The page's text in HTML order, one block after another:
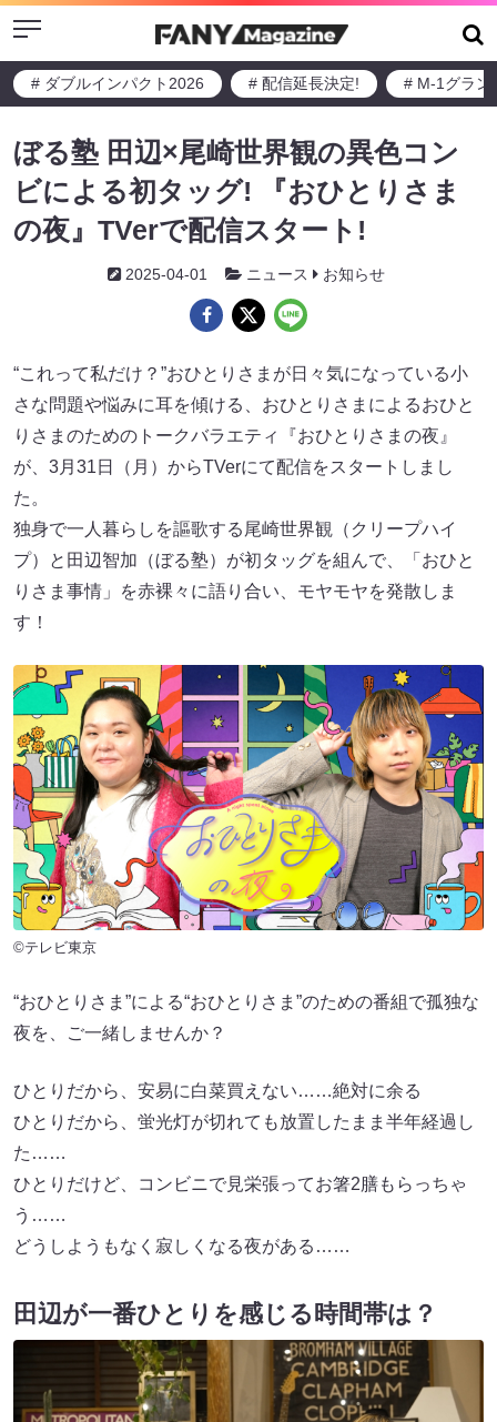
Menu
# ダブルインパクト2026 # 配信延長決定! # M-1グラン
ぼる塾 田辺×尾崎世界観の異色コン
ビによる初タッグ! 『おひとりさま
の夜』TVerで配信スタート!
2025-04-01 ニュース お知らせ
“これって私だけ？”おひとりさまが日々気になっている小
さな問題や悩みに耳を傾ける、おひとりさまによるおひと
りさまのためのトークバラエティ『おひとりさまの夜』
が、3月31日（月）からTVerにて配信をスタートしまし
た。
独身で一人暮らしを謳歌する尾崎世界観（クリープハイ
プ）と田辺智加（ぼる塾）が初タッグを組んで、「おひと
りさま事情」を赤裸々に語り合い、モヤモヤを発散しま
す！
©テレビ東京
“おひとりさま”による“おひとりさま”のための番組で孤独な
夜を、ご一緒しませんか？
ひとりだから、安易に白菜買えない……絶対に余る
ひとりだから、蛍光灯が切れても放置したまま半年経過し
た……
ひとりだけど、コンビニで見栄張ってお箸2膳もらっちゃ
う……
どうしようもなく寂しくなる夜がある……
田辺が一番ひとりを感じる時間帯は？